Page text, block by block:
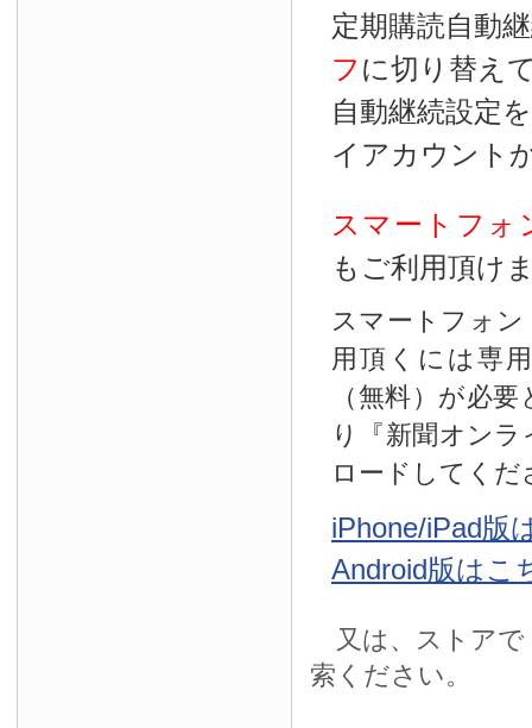
定期購読自動
フ に切り替え
自動継続設定
イアカウント
スマートフォ
もご利用頂け
スマートフォ
用頂くには専
（無料）が必
り『新聞オン
ロードしてくだ
iPhone/iPad版
Android版はこ
又は、ストアで
索ください。